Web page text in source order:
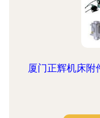
厦门正辉机床附